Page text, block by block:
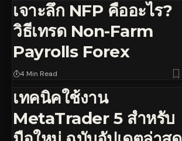
เจาะลึก NFP คืออะไร?
วิธีเทรด Non-Farm
Payrolls Forex
4 Min Read
เทคนิคใช้งาน
MetaTrader 5 สำหรับ